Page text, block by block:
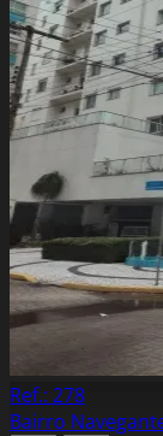
Ref.: 278
Bairro